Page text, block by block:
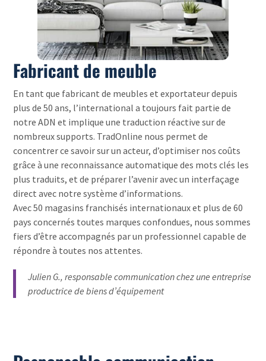
Fabricant de meuble
En tant que fabricant de meubles et exportateur depuis
plus de 50 ans, l’international a toujours fait partie de
notre ADN et implique une traduction réactive sur de
nombreux supports. TradOnline nous permet de
concentrer ce savoir sur un acteur, d’optimiser nos coûts
grâce à une reconnaissance automatique des mots clés les
plus traduits, et de préparer l’avenir avec un interfaçage
direct avec notre système d’informations.
Avec 50 magasins franchisés internationaux et plus de 60
pays concernés toutes marques confondues, nous sommes
fiers d’être accompagnés par un professionnel capable de
répondre à toutes nos attentes.
Julien G., responsable communication chez une entreprise
productrice de biens d’équipement